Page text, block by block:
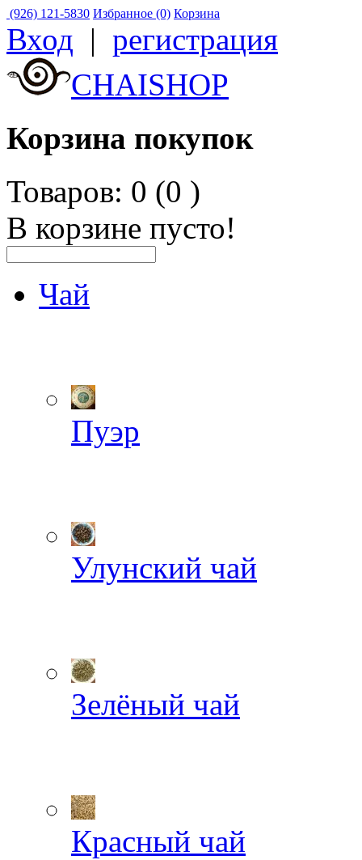
(926) 121-5830 Избранное (0) Корзина
Вход | регистрация
CHAISHOP
Корзина покупок
Товаров: 0 (0 )
В корзине пусто!
Чай
Пуэр
Улунский чай
Зелёный чай
Красный чай